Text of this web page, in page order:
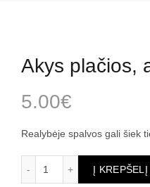
Akys plačios,
5.00€
Realybėje spalvos gali šiek
produkto kiekis: Akys
Į KREPŠELĮ